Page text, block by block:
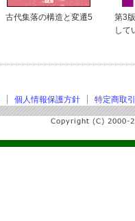
古代集落の構造と変遷5
第3
して
個人情報保護方針 特定商取